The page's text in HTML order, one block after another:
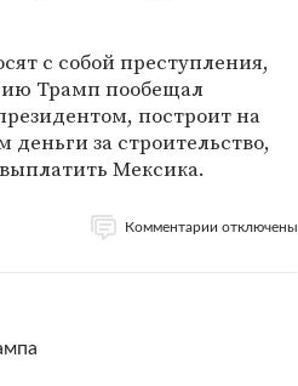
с собой преступления,
Трамп пообещал
построит на
за строительство,
Мексика.
Комментарии отключены